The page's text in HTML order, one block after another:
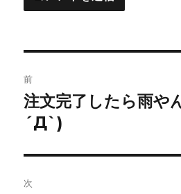
稿
ナ
ビ
ゲ
前
前
の
稿:
注文完了したら雨や
´Д`)
次